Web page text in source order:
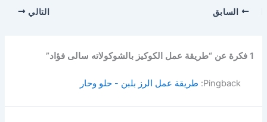
السابق التالي
1 فكرة عن “طريقة عمل الكوكيز بالشوكولاته سالى فؤاد”
Pingback: طريقة عمل الرز بلبن - حلو وحار